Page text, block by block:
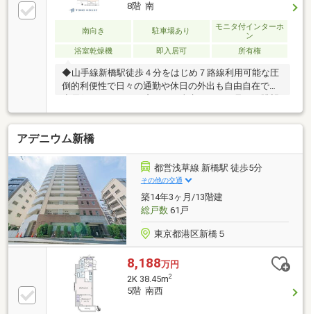
ニング 等○ペット飼育可（細則有り）○トランクルー
ム有（別途費用要）○事務所利用可（細則有り）■□ネ
ットで完結！簡単見学予約□■ご都合に合わせて現地ご
見学いただけます。お気軽にお問い合わせください！
8階 南
南向き 駐車場あり
モニタ付インターホ
ン
浴室乾燥機
即入居可 所有権
◆山手線新橋駅徒歩４分をはじめ７路線利用可能な圧
倒的利便性で日々の通勤や休日の外出も自由自在です
が広がり都会の夜景を独り占めできる特別な空間です
◆大容量の専用トランクルームが２箇所付いておりス
ッキリとした洗練された居住空間を維持しやすくなり
ます◆商業施設併設の複合レジデンスであり事務所利
用やペット飼育も可能など多様なライフスタイルに応
えます
アデニウム新橋
都営浅草線 新橋駅 徒歩5分
その他の交通
築14年3ヶ月/13階建
総戸数61戸
東京都港区新橋５
8,188万円
2K 38.45m2
5階 南西